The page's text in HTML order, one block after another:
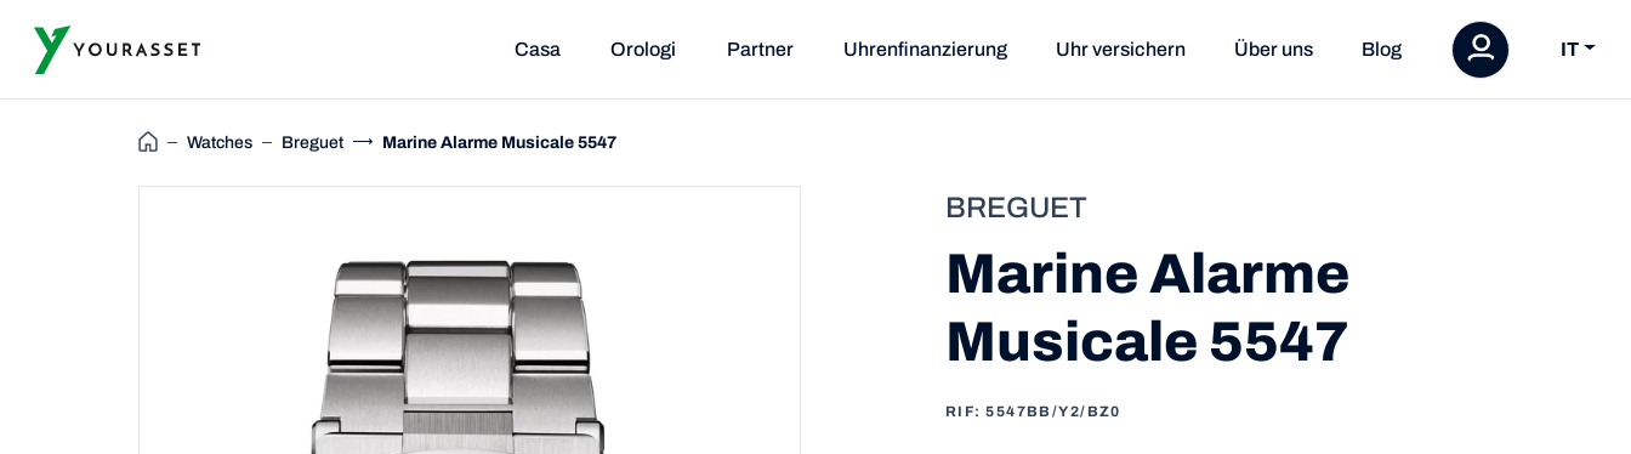
Casa Orologi Partner Uhrenfinanzierung Uhr versichern Über uns Blog IT
Watches Breguet Marine Alarme Musicale 5547
BREGUET
Marine Alarme
Musicale 5547
RIF: 5547BB/Y2/BZ0